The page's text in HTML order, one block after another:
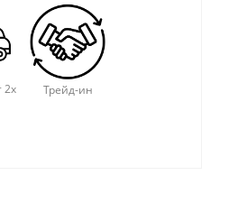
2х
Трейд-ин